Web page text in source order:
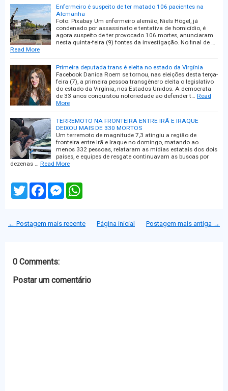
Enfermeiro é suspeito de ter matado 106 pacientes na
Alemanha
Foto: Pixabay Um enfermeiro alemão, Niels Högel, já
condenado por assassinato e tentativa de homicídio, é
agora suspeito de ter provocado 106 mortes, anunciaram
nesta quinta-feira (9) fontes da investigação. No final de …
Read More
Primeira deputada trans é eleita no estado da Virgínia
Facebook Danica Roem se tornou, nas eleições desta terça-
feira (7), a primeira pessoa transgênero eleita o legislativo
do estado da Virgínia, nos Estados Unidos. A democrata
de 33 anos conquistou notoriedade ao defender t… Read
More
TERREMOTO NA FRONTEIRA ENTRE IRÃ E IRAQUE
DEIXOU MAIS DE 330 MORTOS
Um terremoto de magnitude 7,3 atingiu a região de
fronteira entre Irã e Iraque no domingo, matando ao
menos 332 pessoas, relataram as mídias estatais dos dois
países, e equipes de resgate continuavam as buscas por
dezenas … Read More
T
w
e
F
o
M
n
A
← Postagem mais recente Postagem mais antiga →
Página inicial
0 Comments:
Postar um comentário